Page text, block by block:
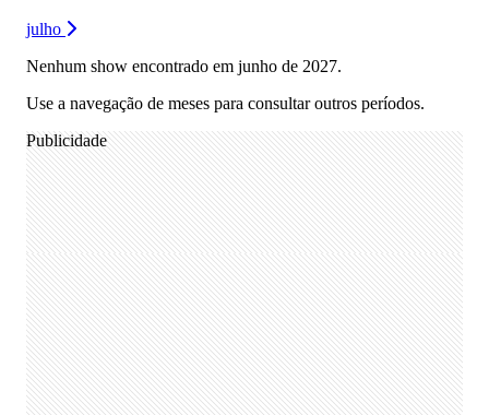
julho
Nenhum show encontrado em junho de 2027.
Use a navegação de meses para consultar outros períodos.
Publicidade